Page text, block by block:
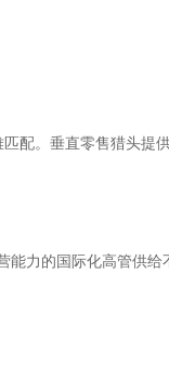
配。垂直零售猎头提
力的国际化高管供给